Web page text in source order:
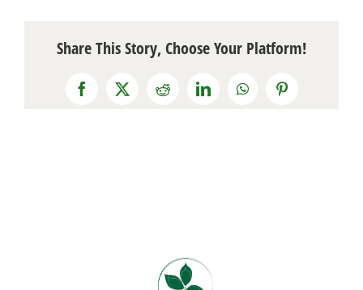
Share This Story, Choose Your Platform!
Facebook
X RedditLinkedInWhatsAppPinterest